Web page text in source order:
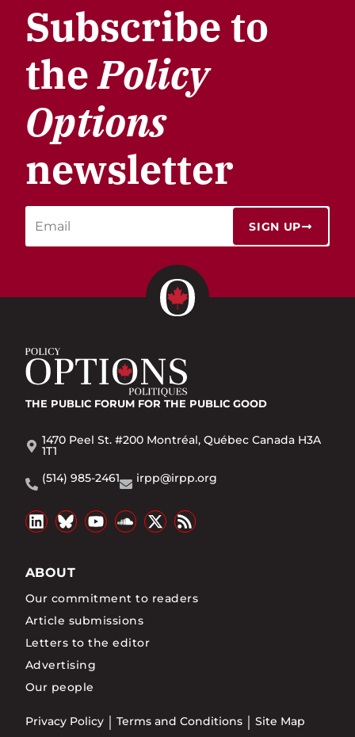
Subscribe to
thePolicy
Options
newsletter
SIGN UP
THE PUBLIC FORUM FOR THE PUBLIC GOOD
1470 Peel St. #200 Montréal, Québec Canada H3A
1T1
(514) 985-2461
irpp@irpp.org
ABOUT
Our commitment to readers
Article submissions
Letters to the editor
Advertising
Our people
Privacy Policy Terms and Conditions Site Map